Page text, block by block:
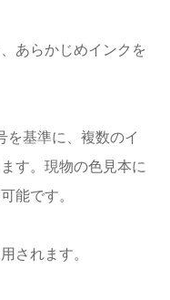
あらかじめインクを
を基準に、複数のイ
す。現物の色見本に
能です。
されます。